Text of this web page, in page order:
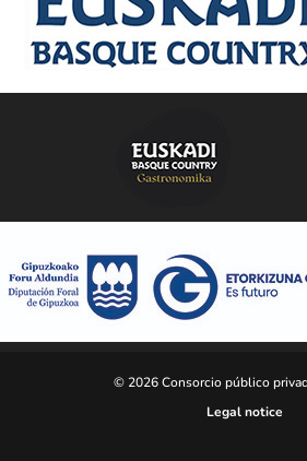
© 2026 Consorcio público
Legal notice